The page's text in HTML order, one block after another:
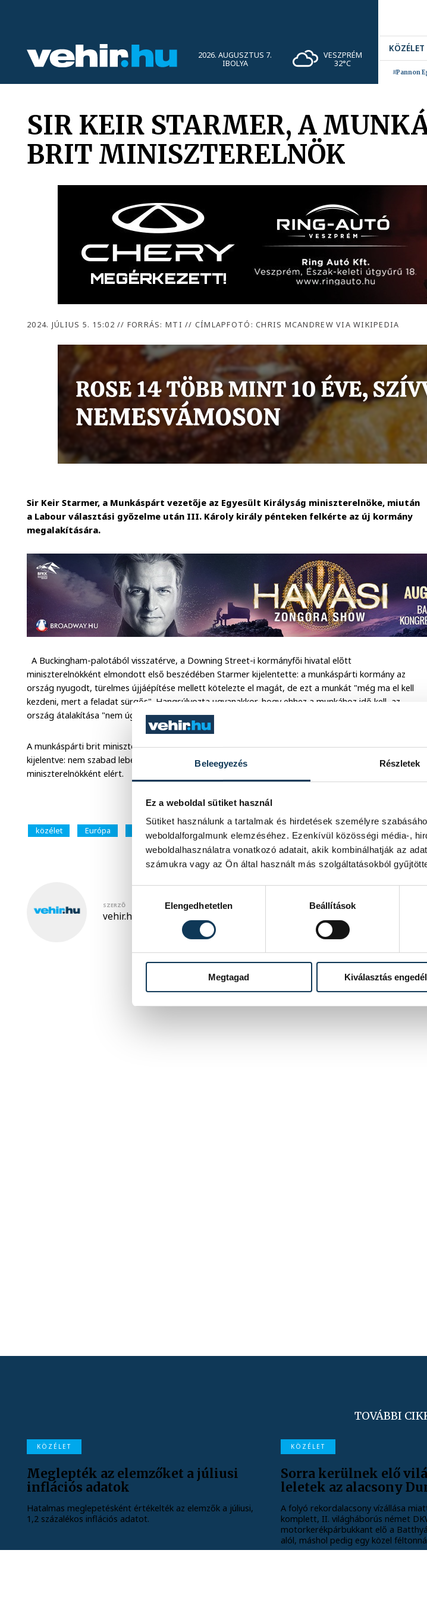
Beleegyezés Részletek
Ez a weboldal sütiket használ
Sütiket használunk a tartalmak és hirdetések személyre
weboldalforgalmunk elemzéséhez. Ezenkívül közösségi média-,
weboldalhasználatra vonatkozó adatait, akik kombinálhatják az
számukra vagy az Ön által használt más szolgáltatásokból
Elengedhetetlen
Beállítások
Megtagad Kiválasztás
2026. AUGUSZTUS 7.
IBOLYA
VESZPRÉM
32°C
KÖZÉLET
#Pannon
SIR KEIR STARMER, A
BRIT MINISZTERELNÖK
2024. JÚLIUS 5. 15:02// FORRÁS: MTI // CÍMLAPFOTÓ: CHRIS MCANDREW VIA WIKIPEDIA
Sir Keir Starmer, a Munkáspárt vezetője az Egyesült Királyság miniszterelnöke, miután
a Labour választási győzelme után III. Károly király pénteken felkérte az új kormány
megalakítására.
A Buckingham-palotából visszatérve, a Downing Street-i kormányfői hivatal előtt
miniszterelnökként elmondott első beszédében Starmer kijelentette: a munkáspárti kormány az
ország nyugodt, türelmes újjáépítése mellett kötelezte el magát, de ezt a munkát "még ma el kell
kezdeni, mert a feladat sürgős". Hangsúlyozta ugyanakkor, hogy ehhez a munkához idő kell, az
ország átalakítása "nem úgy megy, mintha csak egy villanykapcsolót kellene felkapcsolni".
A munkáspárti brit miniszterelnök elismerően szólt konzervatív párti elődjéről, Rishi Sunakról,
kijelentve: nem szabad lebecsülni azokat a vívmányokat, amelyeket Sunak az első ázsiai gyökerű brit
miniszterelnökként elért.
közélet Európa külpolitika Egyesült Királyság
SZERZŐ
vehir.hu
TOVÁBBI
KÖZÉLET
Meglepték az elemzőket a júliusi
inflációs adatok
Hatalmas meglepetésként értékelték az elemzők a júliusi,
1,2 százalékos inflációs adatot.
KÖZÉLET
Sorra kerülnek elő
leletek az alacsony
A folyó rekordalacsony vízállása
komplett, II. világháborús német
motorkerékpárbukkant elő a
alól, máshol pedig egy közel